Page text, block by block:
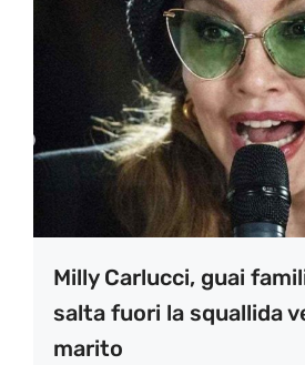
Milly Carlucci, guai
salta fuori la squallida
marito